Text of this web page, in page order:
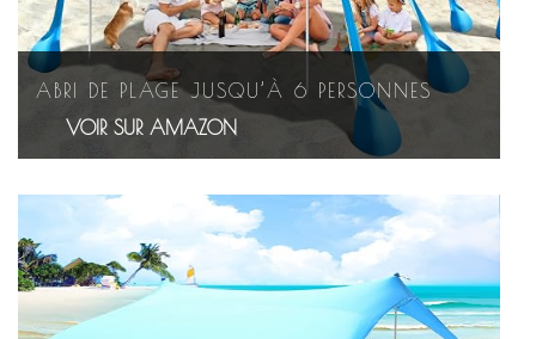
ABRI DE PLAGE JUSQU’À 6 PERSONNES
VOIR SUR AMAZON